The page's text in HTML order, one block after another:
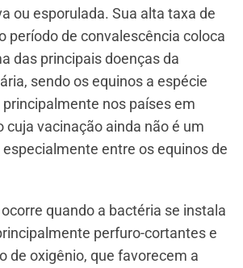
ou esporulada. Sua alta taxa de
período de convalescência coloca
das principais doenças da
sendo os equinos a espécie
nos países em
vacinação ainda não é um
entre os equinos de
quando a bactéria se instala
perfuro-cortantes e
de oxigênio, que favorecem a